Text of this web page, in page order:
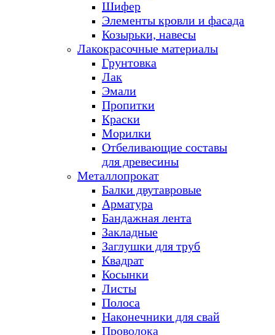
Шифер
Элементы кровли и фасада
Козырьки, навесы
Лакокрасочные материалы
Грунтовка
Лак
Эмали
Пропитки
Краски
Морилки
Отбеливающие составы
для древесины
Металлопрокат
Балки двутавровые
Арматура
Бандажная лента
Закладные
Заглушки для труб
Квадрат
Косынки
Листы
Полоса
Наконечники для свай
Проволока